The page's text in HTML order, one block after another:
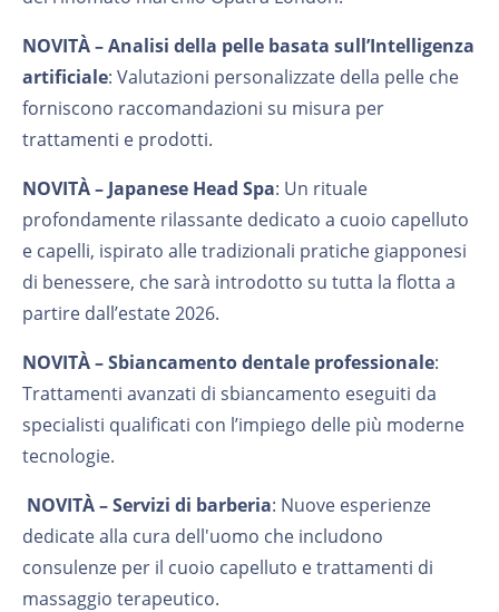
NOVITÀ –Analisi della pelle basata sull’Intelligenza
artificiale: Valutazioni personalizzate della pelle che
forniscono raccomandazioni su misura per
trattamenti e prodotti.
NOVITÀ – Japanese Head Spa: Un rituale
profondamente rilassante dedicato a cuoio capelluto
e capelli, ispirato alle tradizionali pratiche giapponesi
di benessere, che sarà introdotto su tutta la flotta a
partire dall’estate 2026.
NOVITÀ –Sbiancamento dentale professionale:
Trattamenti avanzati di sbiancamento eseguiti da
specialisti qualificati con l’impiego delle più moderne
tecnologie.
NOVITÀ –Servizi di barberia: Nuove esperienze
dedicate alla cura dell'uomo che includono
consulenze per il cuoio capelluto e trattamenti di
massaggio terapeutico.